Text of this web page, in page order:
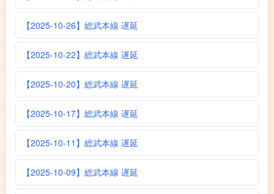
【2025-10-26】総武本線 遅延
【2025-10-22】総武本線 遅延
【2025-10-20】総武本線 遅延
【2025-10-17】総武本線 遅延
【2025-10-11】総武本線 遅延
【2025-10-09】総武本線 遅延